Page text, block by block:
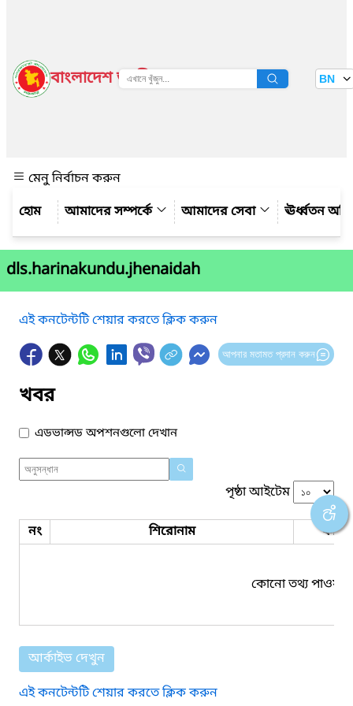
বাংলাদেশ জাতীয় তথ্য বাতায়ন BN
মেনু নির্বাচন করুন
আমাদের সম্পর্কে
আমাদের সেবা ঊর্ধ্বতন
dls.harinakundu.jhenaidah
এই কনটেন্টটি শেয়ার করতে ক্লিক করুন
আপনার মতামত প্রদান করুন
খবর
এডভান্সড অপশনগুলো দেখান
পৃষ্ঠা আইটেম
নং শিরোনাম ফাইল
কোনো তথ্য পাওয়া
আর্কাইভ দেখুন
এই কনটেন্টটি শেয়ার করতে ক্লিক করুন